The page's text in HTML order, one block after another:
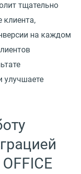
тщательно
клиента,
на каждом
улучшаете